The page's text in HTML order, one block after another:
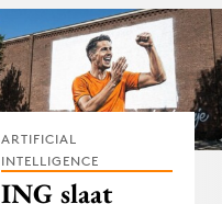
ARTIFICIAL
INTELLIGENCE
ING slaat